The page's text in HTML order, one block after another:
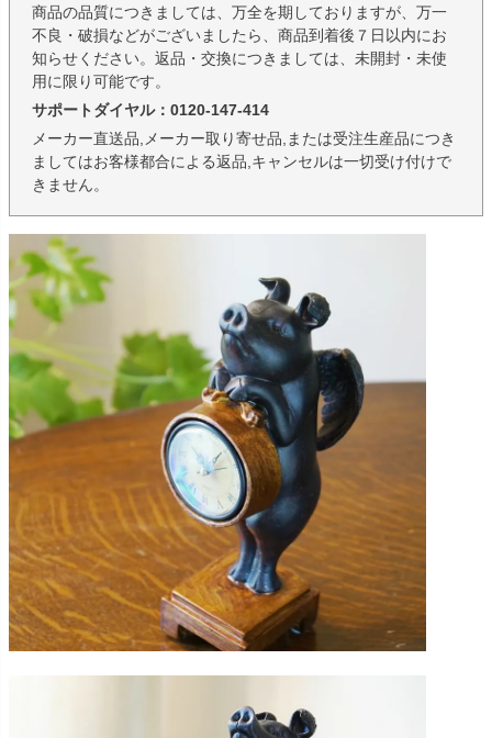
商品の品質につきましては、万全を期しておりますが、万一
不良・破損などがございましたら、商品到着後７日以内にお
知らせください。返品・交換につきましては、未開封・未使
用に限り可能です。
サポートダイヤル：0120-147-414
メーカー直送品,メーカー取り寄せ品,または受注生産品につき
ましてはお客様都合による返品,キャンセルは一切受け付けで
きません。